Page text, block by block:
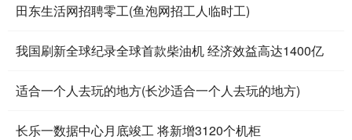
田东生活网招聘零工(鱼泡网招工人临时工)
我国刷新全球纪录全球首款柴油机 经济效益高达1400亿
适合一个人去玩的地方(长沙适合一个人去玩的地方)
长乐一数据中心月底竣工 将新增3120个机柜